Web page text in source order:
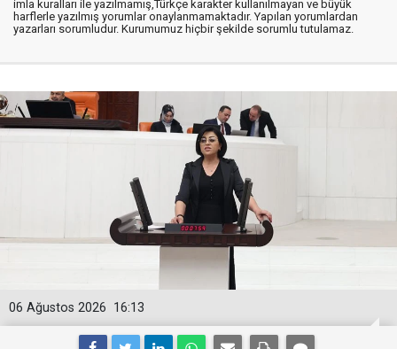
imla kuralları ile yazılmamış,Türkçe karakter kullanılmayan ve büyük
harflerle yazılmış yorumlar onaylanmamaktadır. Yapılan yorumlardan
yazarları sorumludur. Kurumumuz hiçbir şekilde sorumlu tutulamaz.
16:13
06 Ağustos 2026